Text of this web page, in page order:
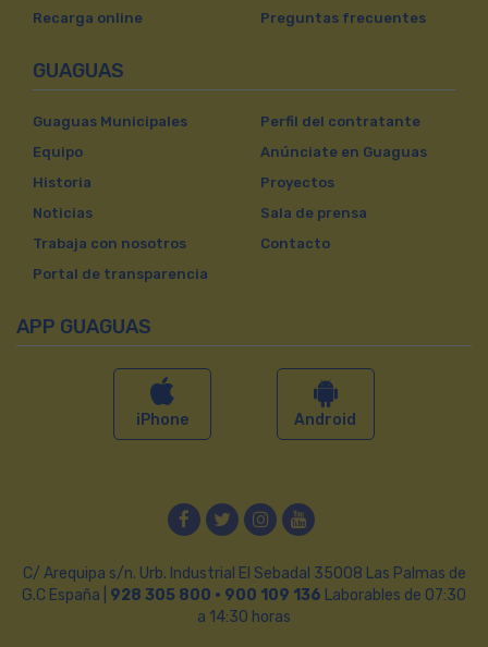
Recarga online
Preguntas frecuentes
GUAGUAS
Guaguas Municipales
Equipo
Historia
Noticias
Trabaja con nosotros
Portal de transparencia
Perfil del contratante
Anúnciate en Guaguas
Proyectos
Sala de prensa
Contacto
APP GUAGUAS
iPhone Android
FacebookTwitterInstagram
YouTube
C/ Arequipa s/n. Urb. Industrial El Sebadal 35008 Las Palmas de
G.C España | 928 305 800 · 900 109 136 Laborables de 07:30
a 14:30 horas